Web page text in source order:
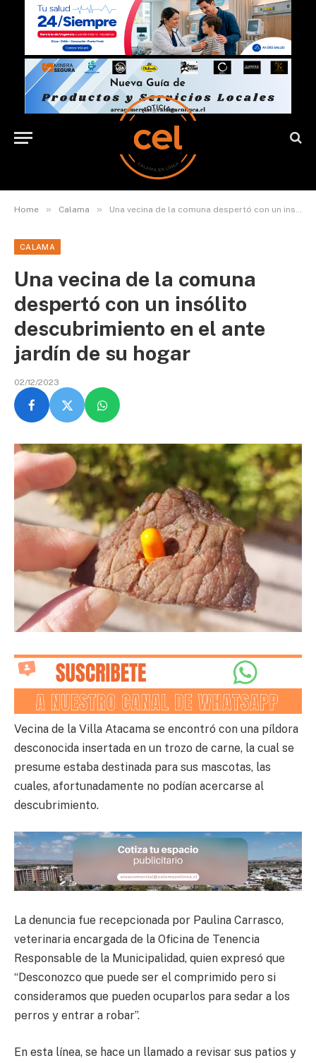
Home » Calama » Una vecina de la comuna despertó con un insólito descubrimiento en el ante jardín de su hogar
CALAMA
Una vecina de la comuna
despertó con un insólito
descubrimiento en el ante
jardín de su hogar
02/12/2023
Vecina de la Villa Atacama se encontró con una píldora
desconocida insertada en un trozo de carne, la cual se
presume estaba destinada para sus mascotas, las
cuales, afortunadamente no podían acercarse al
descubrimiento.
La denuncia fue recepcionada por Paulina Carrasco,
veterinaria encargada de la Oficina de Tenencia
Responsable de la Municipalidad, quien expresó que
“Desconozco que puede ser el comprimido pero si
consideramos que pueden ocuparlos para sedar a los
perros y entrar a robar”.
En esta línea, se hace un llamado a revisar sus patios y